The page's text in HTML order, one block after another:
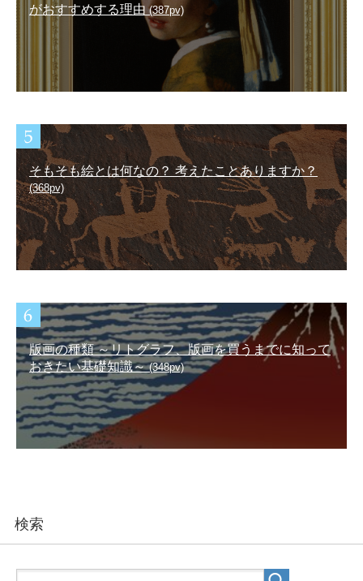
がおすすめする理由 (387pv)
そもそも絵とは何なの？ 考えたことありますか？
(368pv)
版画の種類 ～リトグラフ、版画を買うまでに知って
おきたい基礎知識～(348pv)
検索